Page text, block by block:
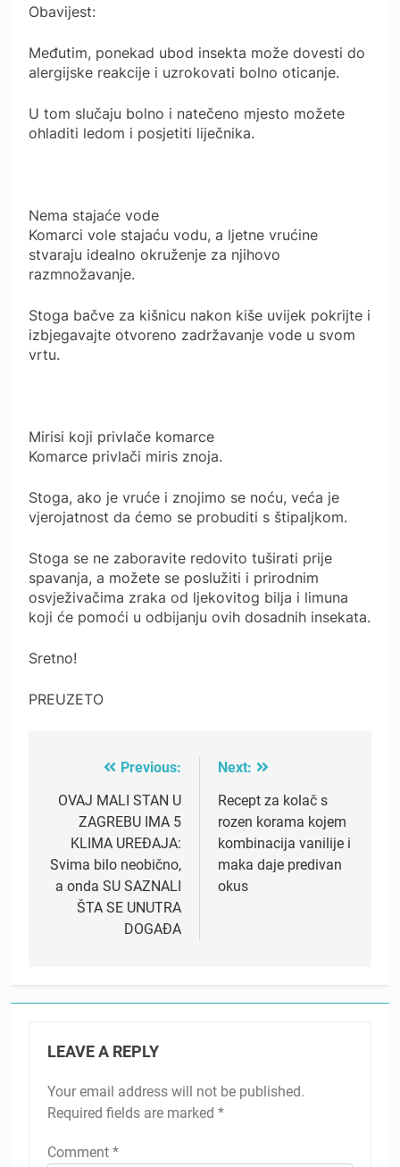
Obavijest:
Međutim, ponekad ubod insekta može dovesti do
alergijske reakcije i uzrokovati bolno oticanje.
U tom slučaju bolno i natečeno mjesto možete
ohladiti ledom i posjetiti liječnika.
Nema stajaće vode
Komarci vole stajaću vodu, a ljetne vrućine
stvaraju idealno okruženje za njihovo
razmnožavanje.
Stoga bačve za kišnicu nakon kiše uvijek pokrijte i
izbjegavajte otvoreno zadržavanje vode u svom
vrtu.
Mirisi koji privlače komarce
Komarce privlači miris znoja.
Stoga, ako je vruće i znojimo se noću, veća je
vjerojatnost da ćemo se probuditi s štipaljkom.
Stoga se ne zaboravite redovito tuširati prije
spavanja, a možete se poslužiti i prirodnim
osvježivačima zraka od ljekovitog bilja i limuna
koji će pomoći u odbijanju ovih dosadnih insekata.
Sretno!
PREUZETO
navigation
Previous:
OVAJ MALI STAN U
ZAGREBU IMA 5
KLIMA UREĐAJA:
Svima bilo neobično,
a onda SU SAZNALI
ŠTA SE UNUTRA
DOGAĐA
Next:
Recept za kolač s
rozen korama kojem
kombinacija vanilije i
maka daje predivan
okus
LEAVE A REPLY
Your email address will not be published.
Required fields are marked *
Comment *